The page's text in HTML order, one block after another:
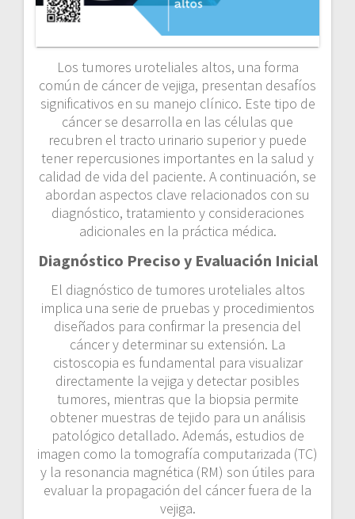
Los tumores uroteliales altos, una forma
común de cáncer de vejiga, presentan desafíos
significativos en su manejo clínico. Este tipo de
cáncer se desarrolla en las células que
recubren el tracto urinario superior y puede
tener repercusiones importantes en la salud y
calidad de vida del paciente. A continuación, se
abordan aspectos clave relacionados con su
diagnóstico, tratamiento y consideraciones
adicionales en la práctica médica.
Diagnóstico Preciso y Evaluación Inicial
El diagnóstico de tumores uroteliales altos
implica una serie de pruebas y procedimientos
diseñados para confirmar la presencia del
cáncer y determinar su extensión. La
cistoscopia es fundamental para visualizar
directamente la vejiga y detectar posibles
tumores, mientras que la biopsia permite
obtener muestras de tejido para un análisis
patológico detallado. Además, estudios de
imagen como la tomografía computarizada (TC)
y la resonancia magnética (RM) son útiles para
evaluar la propagación del cáncer fuera de la
vejiga.